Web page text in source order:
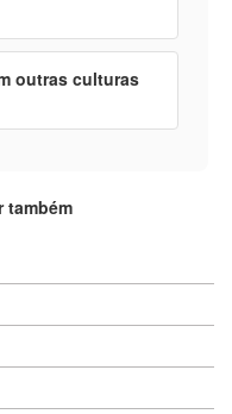
outras culturas
também